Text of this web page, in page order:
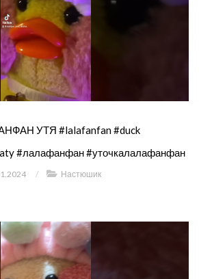
УТЯ #lalafanfan #duck
#лалафанфан #уточкалалафанфан
/ Настюшик